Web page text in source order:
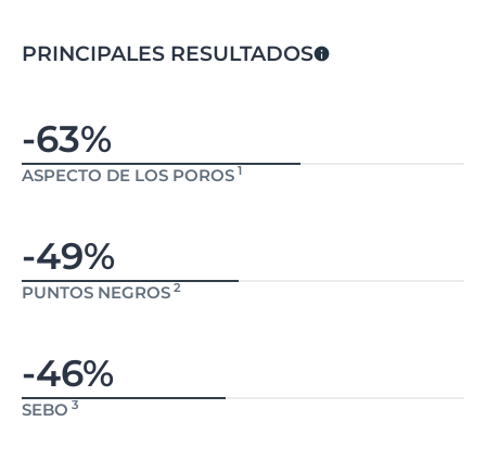
PRINCIPALES RESULTADOS
-63%
ASPECTO DE LOS POROS 1
-49%
PUNTOS NEGROS 2
-46%
SEBO 3